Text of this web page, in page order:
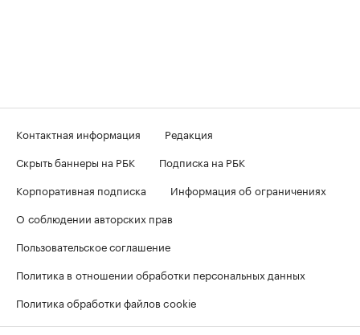
Контактная информация
Редакция
Скрыть баннеры на РБК
Подписка на РБК
Корпоративная подписка
Информация об ограничениях
О соблюдении авторских прав
Пользовательское соглашение
Политика в отношении обработки персональных данных
Политика обработки файлов cookie